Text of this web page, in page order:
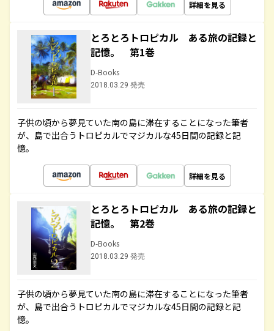
詳細を見る
とろとろトロピカル ある旅の記録と
記憶。 第1巻
D-Books
2018.03.29 発売
子供の頃から夢見ていた南の島に滞在することになった筆者
が、島で出合うトロピカルでマジカルな45日間の記録と記
憶。
詳細を見る
とろとろトロピカル ある旅の記録と
記憶。 第2巻
D-Books
2018.03.29 発売
子供の頃から夢見ていた南の島に滞在することになった筆者
が、島で出合うトロピカルでマジカルな45日間の記録と記
憶。